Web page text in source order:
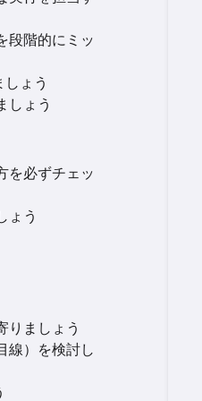
段階的にミッ
ょう
しょう
を必ずチェッ
ょう
りましょう
線）を検討し